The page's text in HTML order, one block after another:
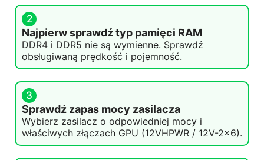
2
Najpierw sprawdź typ pamięci RAM
DDR4 i DDR5 nie są wymienne. Sprawdź
obsługiwaną prędkość i pojemność.
3
Sprawdź zapas mocy zasilacza
Wybierz zasilacz o odpowiedniej mocy i
właściwych złączach GPU (12VHPWR / 12V-2x6).